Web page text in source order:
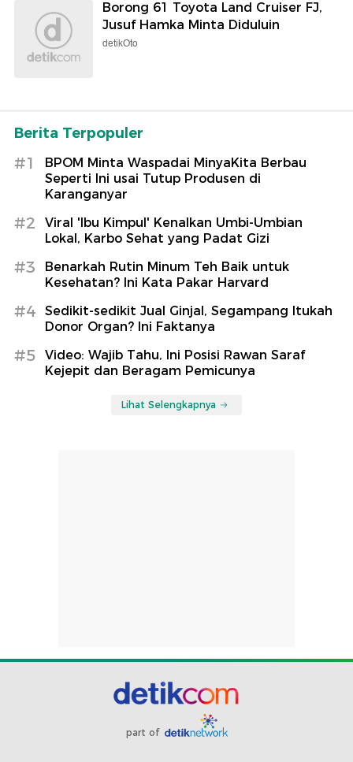
Borong 61 Toyota Land Cruiser FJ,
Jusuf Hamka Minta Diduluin
detikOto
Berita Terpopuler
#1
BPOM Minta Waspadai MinyaKita Berbau
Seperti Ini usai Tutup Produsen di
Karanganyar
#2
Viral 'Ibu Kimpul' Kenalkan Umbi-Umbian
Lokal, Karbo Sehat yang Padat Gizi
#3
Benarkah Rutin Minum Teh Baik untuk
Kesehatan? Ini Kata Pakar Harvard
#4
Sedikit-sedikit Jual Ginjal, Segampang Itukah
Donor Organ? Ini Faktanya
#5
Video: Wajib Tahu, Ini Posisi Rawan Saraf
Kejepit dan Beragam Pemicunya
Lihat Selengkapnya
part of